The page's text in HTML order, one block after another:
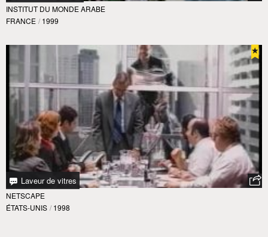
INSTITUT DU MONDE ARABE
FRANCE / 1999
Laveur de vitres
NETSCAPE
ÉTATS-UNIS / 1998